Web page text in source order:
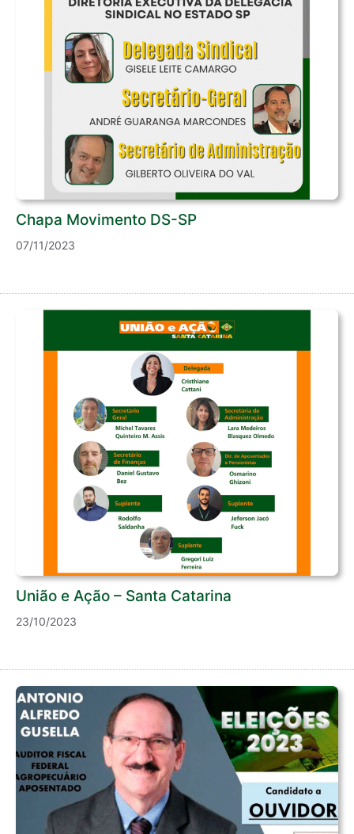
Chapa Movimento DS-SP
07/11/2023
União e Ação – Santa Catarina
23/10/2023